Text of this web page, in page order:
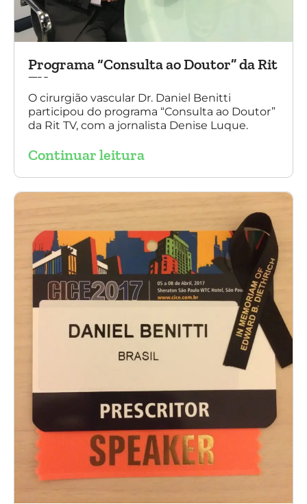
Programa “Consulta ao Doutor” da Rit
TV
O cirurgião vascular Dr. Daniel Benitti
participou do programa “Consulta ao Doutor”
da Rit TV, com a jornalista Denise Luque.
Continuar leitura